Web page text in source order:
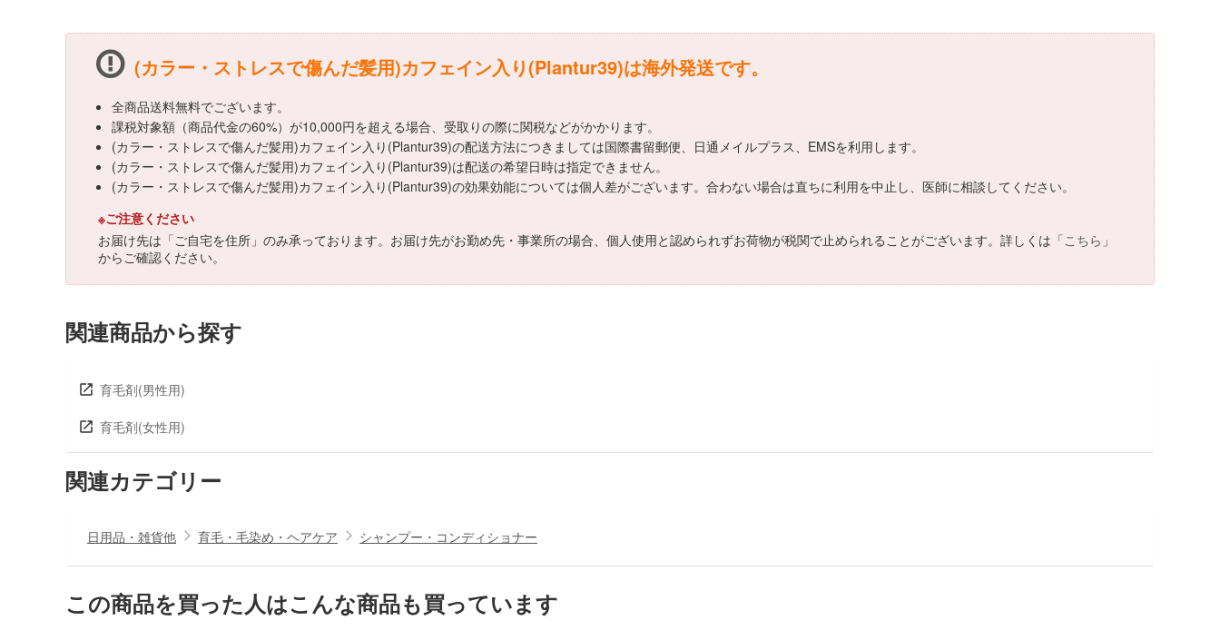
(カラー・ストレスで傷んだ髪用)カフェイン入り(Plantur39)は海外発送です。
全商品送料無料でございます。
課税対象額（商品代金の60%）が10,000円を超える場合、受取りの際に関税などがかかります。
(カラー・ストレスで傷んだ髪用)カフェイン入り(Plantur39)の配送方法につきましては国際書留郵便、日通メイルプラス、EMSを利用します。
(カラー・ストレスで傷んだ髪用)カフェイン入り(Plantur39)は配送の希望日時は指定できません。
(カラー・ストレスで傷んだ髪用)カフェイン入り(Plantur39)の効果効能については個人差がございます。合わない場合は直ちに利用を中止し、医師に相談してください。
※ご注意ください
お届け先は「ご自宅を住所」のみ承っております。お届け先がお勤め先・事業所の場合、個人使用と認められずお荷物が税関で止められることがございます。詳しくは「こちら 」
からご確認ください。
関連商品から探す
育毛剤(男性用)
育毛剤(女性用)
関連カテゴリー
日用品・雑貨他 育毛・毛染め・ヘアケア シャンプー・コンディショナー
この商品を買った人はこんな商品も買っています